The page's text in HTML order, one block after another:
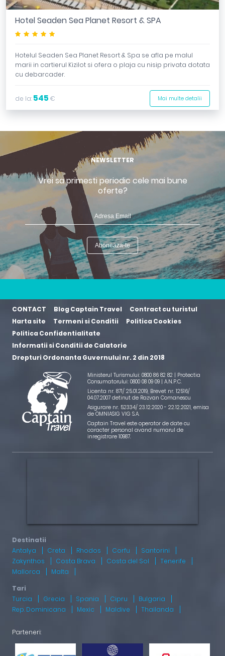
Hotel Seaden Sea Planet Resort & SPA
Hotelul Seaden Sea Planet Resort & Spa se afla pe malul
marii in cartierul Kizilot si ofera o plaja cu nisip privata dotata
cu debarcader.
de la: 545 € Mai multe detalii
NEWSLETTER
Vrei sa primesti periodic cele mai bune
oferte?
CONTACT Blog Captain Travel
Contract cu turistul
Harta site
Termeni si Conditii
Politica Cookies
Politica Confidentialitate
Informatii si Conditii de Calatorie
Drepturi Ordonanta Guvernului nr. 2 din 2018
Ministerul Turismului: 0800 86 82 82 | Protectia
Consumatorului: 0800 08 09 09 | A.N.P.C.
Licenta nr. 871/ 25.01.2019, Brevet nr. 12516/
04.07.2007 detinut de Razvan Comanescu
Asigurare nr. 52334/ 23.12.2020 - 22.12.2021, emisa
de OMNIASIG VIG S.A.
Captain Travel este operator de date cu
caracter personal avand numarul de
inregistrare 10987.
Antalya Creta Rhodos Corfu
Santorini
Zakynthos
Costa Brava Costa del Sol
Tenerife
Mallorca
Malta
Turcia Grecia Spania Cipru
Bulgaria
Rep. Dominicana
Mexic Maldive Thailanda